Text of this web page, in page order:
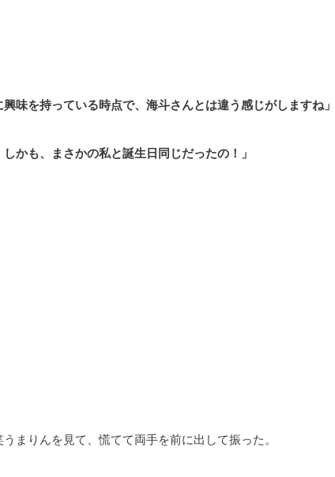
味を持っている時点で、海斗さんとは違う感じがしますね」
かも、まさかの私と誕生日同じだったの！」
まりんを見て、慌てて両手を前に出して振った。